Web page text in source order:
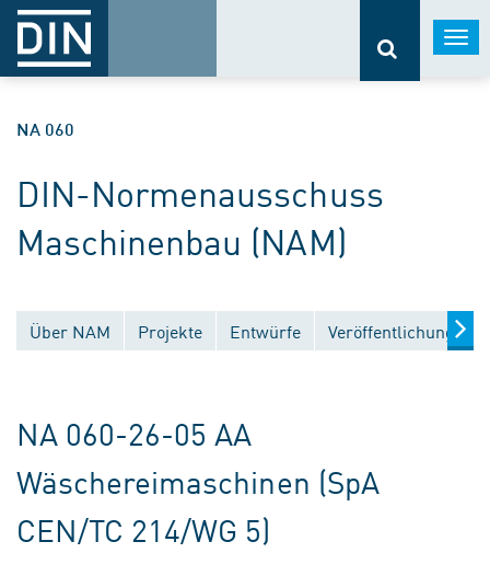
NA 060
DIN-Normenausschuss
Maschinenbau (NAM)
Über NAM Projekte Entwürfe Veröffentlichungen
NA 060-26-05 AA
Wäschereimaschinen (SpA
CEN/TC 214/WG 5)